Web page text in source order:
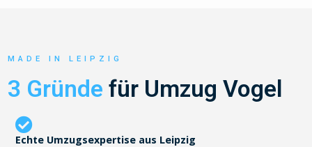
MADE IN LEIPZIG
3 Gründe für Umzug Vogel
Echte Umzugsexpertise aus Leipzig